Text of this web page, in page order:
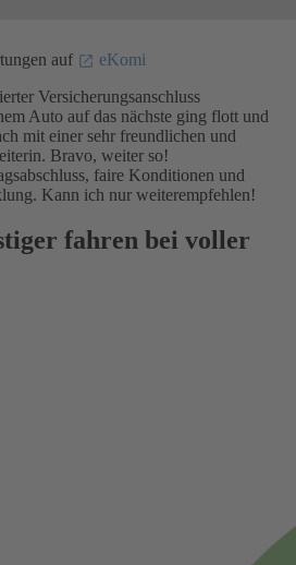
auf
eKomi
Versicherungsanschluss
Auto auf das nächste ging flott und
mit einer sehr freundlichen und
Bravo, weiter so!
faire Konditionen und
Kann ich nur weiterempfehlen!
fahren bei voller